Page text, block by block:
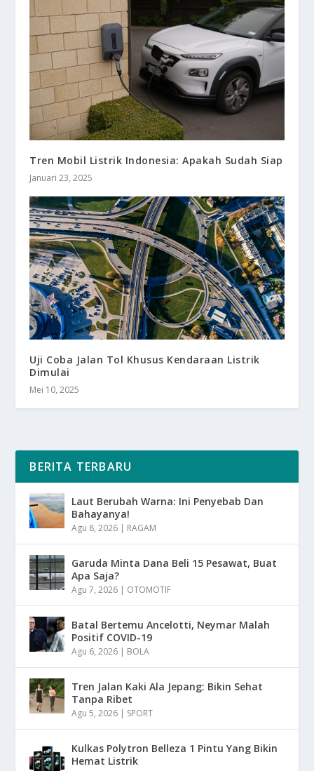
Tren Mobil Listrik Indonesia: Apakah Sudah Siap
Januari 23, 2025
Uji Coba Jalan Tol Khusus Kendaraan Listrik
Dimulai
Mei 10, 2025
BERITA TERBARU
Laut Berubah Warna: Ini Penyebab Dan
Bahayanya!
Agu 8, 2026 | RAGAM
Garuda Minta Dana Beli 15 Pesawat, Buat
Apa Saja?
Agu 7, 2026 | OTOMOTIF
Batal Bertemu Ancelotti, Neymar Malah
Positif COVID-19
Agu 6, 2026 | BOLA
Tren Jalan Kaki Ala Jepang: Bikin Sehat
Tanpa Ribet
Agu 5, 2026 | SPORT
Kulkas Polytron Belleza 1 Pintu Yang Bikin
Hemat Listrik